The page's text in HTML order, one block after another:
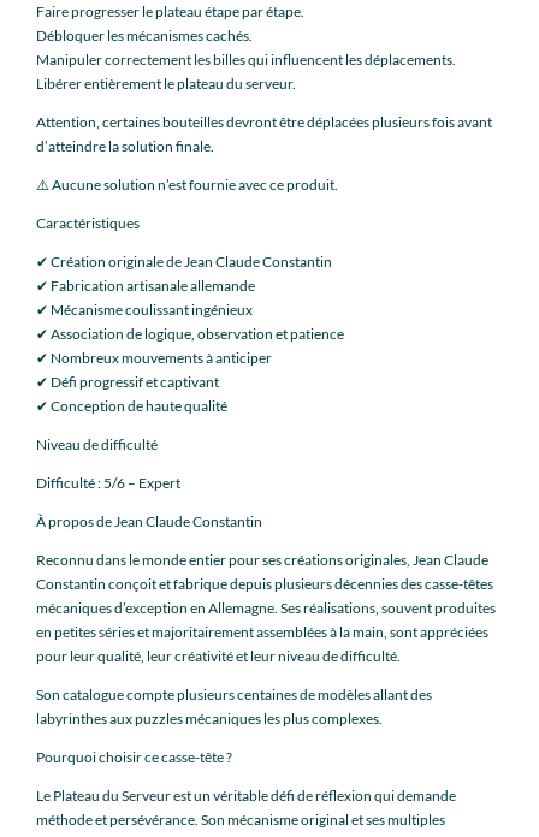
Faire progresser le plateau étape par étape.
Débloquer les mécanismes cachés.
Manipuler correctement les billes qui influencent les déplacements.
Libérer entièrement le plateau du serveur.
Attention, certaines bouteilles devront être déplacées plusieurs fois avant
d’atteindre la solution finale.
⚠️ Aucune solution n’est fournie avec ce produit.
Caractéristiques
✔ Création originale de Jean Claude Constantin
✔ Fabrication artisanale allemande
✔ Mécanisme coulissant ingénieux
✔ Association de logique, observation et patience
✔ Nombreux mouvements à anticiper
✔ Défi progressif et captivant
✔ Conception de haute qualité
Niveau de difficulté
Difficulté : 5/6 – Expert
À propos de Jean Claude Constantin
Reconnu dans le monde entier pour ses créations originales, Jean Claude
Constantin conçoit et fabrique depuis plusieurs décennies des casse-têtes
mécaniques d’exception en Allemagne. Ses réalisations, souvent produites
en petites séries et majoritairement assemblées à la main, sont appréciées
pour leur qualité, leur créativité et leur niveau de difficulté.
Son catalogue compte plusieurs centaines de modèles allant des
labyrinthes aux puzzles mécaniques les plus complexes.
Pourquoi choisir ce casse-tête ?
Le Plateau du Serveur est un véritable défi de réflexion qui demande
méthode et persévérance. Son mécanisme original et ses multiples